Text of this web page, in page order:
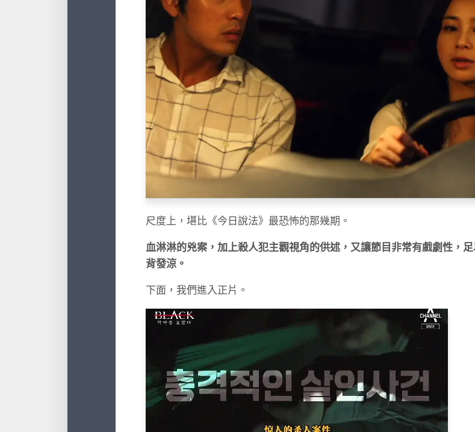
尺度上，堪比《今日說法》最恐怖的那幾期。
血淋淋的兇案，加上殺人犯主觀視角的供述，又讓節目非常有戲劇性，
背發涼。
下面，我們進入正片。